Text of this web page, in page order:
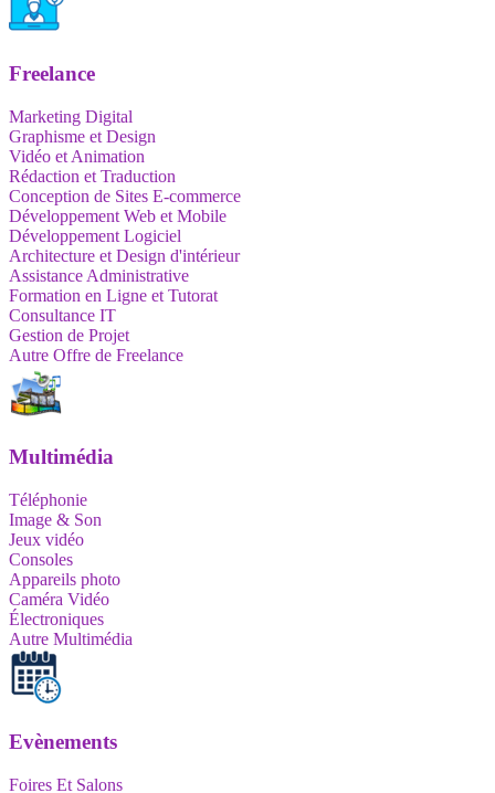
Freelance
Marketing Digital
Graphisme et Design
Vidéo et Animation
Rédaction et Traduction
Conception de Sites E-commerce
Développement Web et Mobile
Développement Logiciel
Architecture et Design d'intérieur
Assistance Administrative
Formation en Ligne et Tutorat
Consultance IT
Gestion de Projet
Autre Offre de Freelance
Multimédia
Téléphonie
Image & Son
Jeux vidéo
Consoles
Appareils photo
Caméra Vidéo
Électroniques
Autre Multimédia
Evènements
Foires Et Salons